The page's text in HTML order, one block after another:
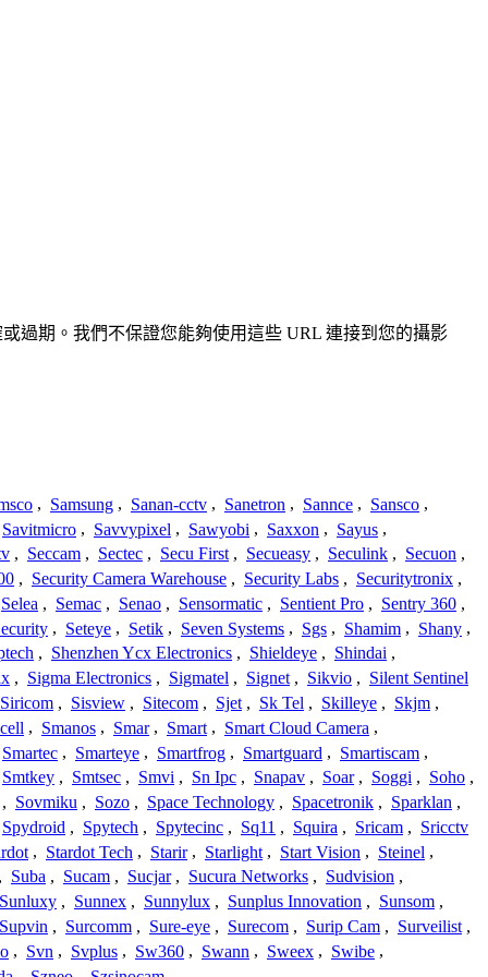
過期。我們不保證您能夠使用這些 URL 連接到您的攝影
, Samsung , Sanan-cctv , Sanetron , Sannce , Sansco ,
Savitmicro , Savvypixel , Sawyobi , Saxxon , Sayus ,
, Seccam , Sectec , Secu First , Secueasy , Seculink , Secuon ,
, Security Camera Warehouse , Security Labs , Securitytronix ,
Selea , Semac , Senao , Sensormatic , Sentient Pro , Sentry 360 ,
, Seteye , Setik , Seven Systems , Sgs , Shamim , Shany ,
, Shenzhen Ycx Electronics , Shieldeye , Shindai ,
, Sigma Electronics , Sigmatel , Signet , Sikvio , Silent Sentinel
Siricom , Sisview , Sitecom , Sjet , Sk Tel , Skilleye , Skjm ,
, Smanos , Smar , Smart , Smart Cloud Camera ,
Smartec , Smarteye , Smartfrog , Smartguard , Smartiscam ,
Smtkey , Smtsec , Smvi , Sn Ipc , Snapav , Soar , Soggi , Soho ,
, Sovmiku , Sozo , Space Technology , Spacetronik , Sparklan ,
Spydroid , Spytech , Spytecinc , Sq11 , Squira , Sricam , Sricctv
, Stardot Tech , Starir , Starlight , Start Vision , Steinel ,
Suba , Sucam , Sucjar , Sucura Networks , Sudvision ,
Sunluxy , Sunnex , Sunnylux , Sunplus Innovation , Sunsom ,
Supvin , Surcomm , Sure-eye , Surecom , Surip Cam , Surveilist ,
, Svn , Svplus , Sw360 , Swann , Sweex , Swibe ,